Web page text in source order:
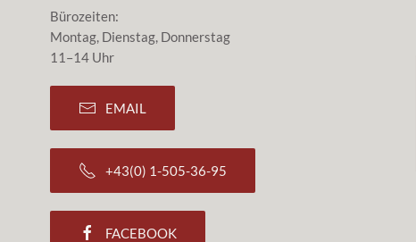
Bürozeiten:
Montag, Dienstag, Donnerstag
11–14 Uhr
EMAIL
+43(0) 1-505-36-95
FACEBOOK